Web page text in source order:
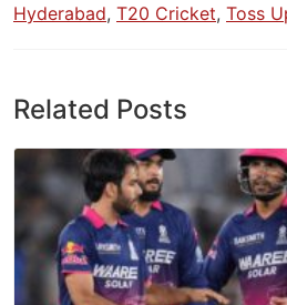
Hyderabad, T20 Cricket, Toss
Related Posts